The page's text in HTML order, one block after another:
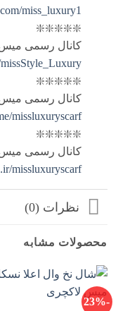
miss_luxury1
❇️❇️❇️❇️❇️
کانال رسمی میس
❇️❇️❇️❇️❇️
کانال رسمی میس
missluxuryscarf
❇️❇️❇️❇️❇️
کانال رسمی میس
missluxuryscarf
نظرات (0)
محصولات مشابه
-23%